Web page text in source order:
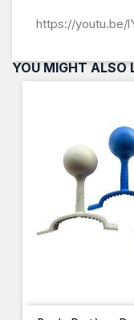
https://youtu.be/
YOU MIGHT ALSO